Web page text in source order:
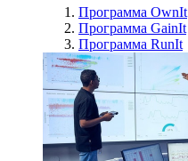
Программа OwnIt
Программа GainIt
Программа RunIt